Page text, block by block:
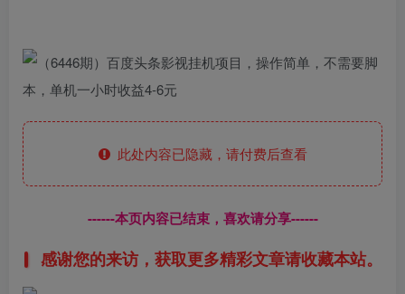
此处内容已隐藏，请付费后查看
------本页内容已结束，喜欢请分享------
感谢您的来访，获取更多精彩文章请收藏本站。